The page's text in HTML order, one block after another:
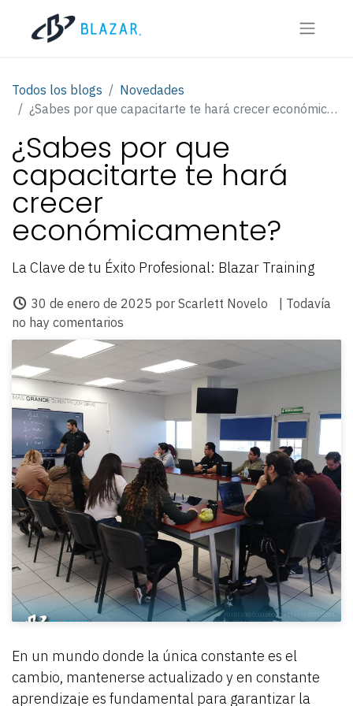
Todos los blogs
Novedades
¿Sabes por que capacitarte te hará crecer económicamente?
¿Sabes por que
capacitarte te hará
crecer
económicamente?
La Clave de tu Éxito Profesional: Blazar Training
30 de enero de 2025 por Scarlett Novelo
| Todavía
no hay comentarios
En un mundo donde la única constante es el
cambio, mantenerse actualizado y en constante
aprendizaje es fundamental para garantizar la